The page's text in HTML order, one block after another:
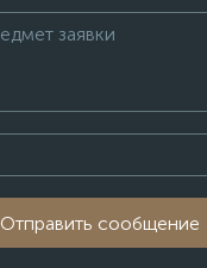
Отправить сообщение